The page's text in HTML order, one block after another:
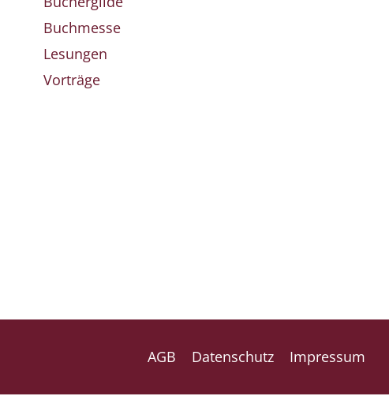
Buchmesse
Lesungen
Vorträge
AGB Datenschutz Impressum